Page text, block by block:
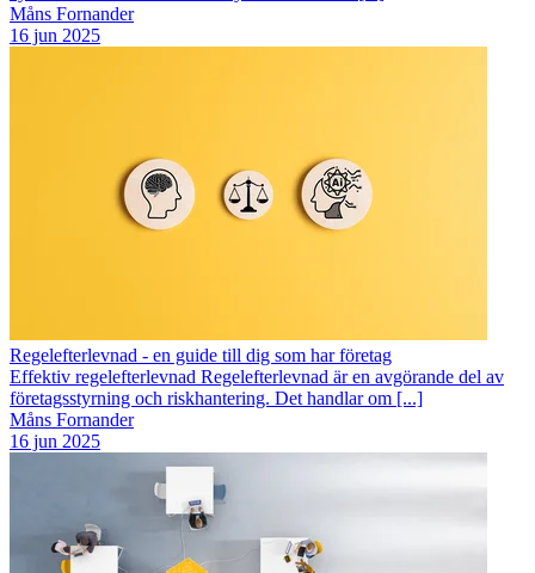
Måns Fornander
16 jun 2025
Regelefterlevnad - en guide till dig som har företag
Effektiv regelefterlevnad Regelefterlevnad är en avgörande del av
företagsstyrning och riskhantering. Det handlar om [...]
Måns Fornander
16 jun 2025